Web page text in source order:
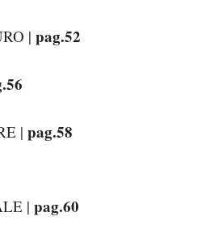
| pag.52
| pag.58
| pag.60